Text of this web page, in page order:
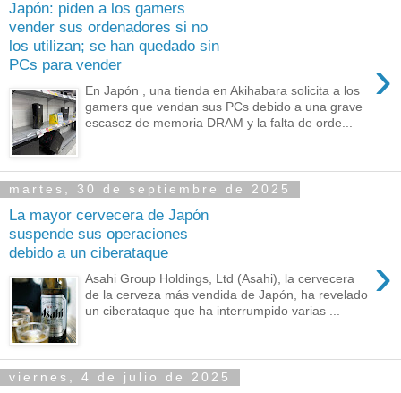
Japón: piden a los gamers
vender sus ordenadores si no
los utilizan; se han quedado sin
PCs para vender
›
En Japón , una tienda en Akihabara solicita a los
gamers que vendan sus PCs debido a una grave
escasez de memoria DRAM y la falta de orde...
martes, 30 de septiembre de 2025
La mayor cervecera de Japón
suspende sus operaciones
debido a un ciberataque
›
Asahi Group Holdings, Ltd (Asahi), la cervecera
de la cerveza más vendida de Japón, ha revelado
un ciberataque que ha interrumpido varias ...
viernes, 4 de julio de 2025